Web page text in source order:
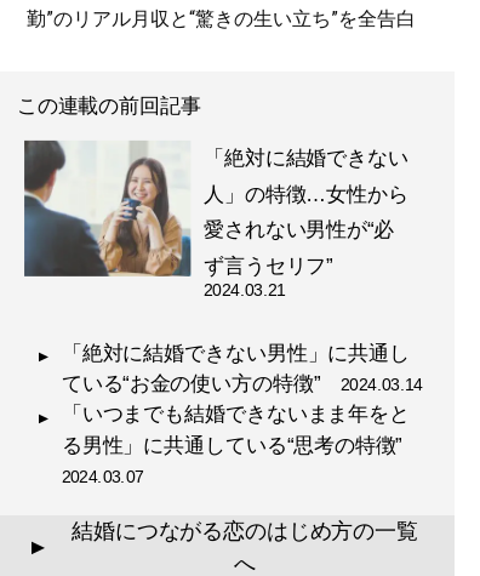
勤”のリアル月収と“驚きの生い立ち”を全告白
この連載の前回記事
「絶対に結婚できない
人」の特徴…女性から
愛されない男性が“必
ず言うセリフ”
2024.03.21
「絶対に結婚できない男性」に共通し
ている“お金の使い方の特徴”
2024.03.14
「いつまでも結婚できないまま年をと
る男性」に共通している“思考の特徴”
2024.03.07
▲
結婚につながる恋のはじめ方の一覧
へ